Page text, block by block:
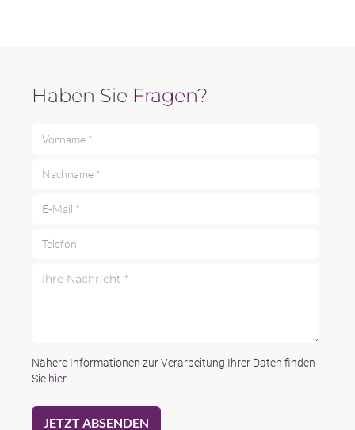
Haben Sie Fragen?
Nähere Informationen zur Verarbeitung Ihrer Daten finden
Sie hier.